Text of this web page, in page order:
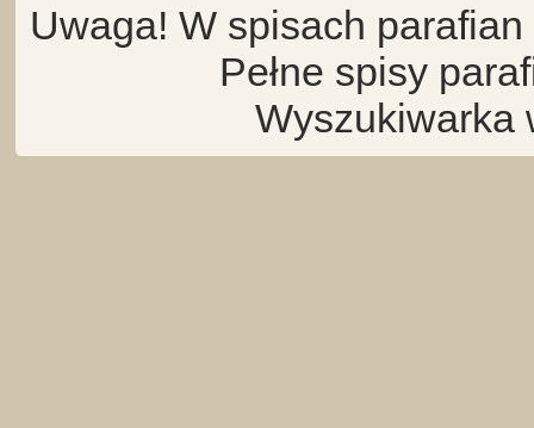
Uwaga! W spisach
Pełne spisy
Wyszukiwarka